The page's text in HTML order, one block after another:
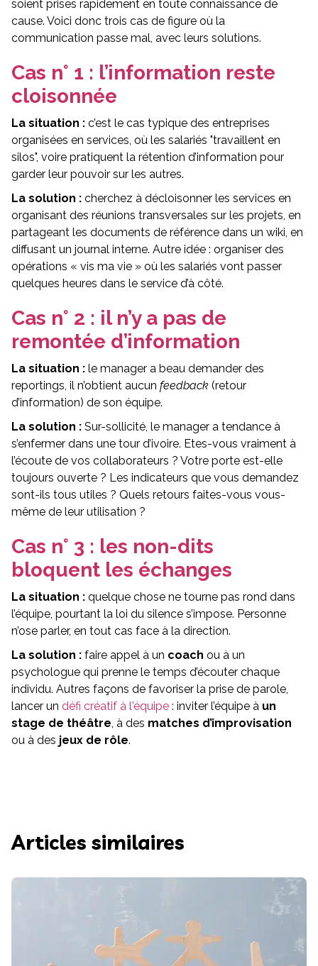
soient prises rapidement en toute connaissance de
cause. Voici donc trois cas de figure où la
communication passe mal, avec leurs solutions.
Cas n° 1 : l’information reste
cloisonnée
La situation : c’est le cas typique des entreprises
organisées en services, où les salariés "travaillent en
silos", voire pratiquent la rétention d’information pour
garder leur pouvoir sur les autres.
La solution : cherchez à décloisonner les services en
organisant des réunions transversales sur les projets, en
partageant les documents de référence dans un wiki, en
diffusant un journal interne. Autre idée : organiser des
opérations « vis ma vie » où les salariés vont passer
quelques heures dans le service d’à côté.
Cas n° 2 : il n’y a pas de
remontée d’information
La situation : le manager a beau demander des
reportings, il n’obtient aucun feedback (retour
d’information) de son équipe.
La solution : Sur-sollicité, le manager a tendance à
s’enfermer dans une tour d’ivoire. Etes-vous vraiment à
l’écoute de vos collaborateurs ? Votre porte est-elle
toujours ouverte ? Les indicateurs que vous demandez
sont-ils tous utiles ? Quels retours faites-vous vous-
même de leur utilisation ?
Cas n° 3 : les non-dits
bloquent les échanges
La situation : quelque chose ne tourne pas rond dans
l’équipe, pourtant la loi du silence s’impose. Personne
n’ose parler, en tout cas face à la direction.
La solution : faire appel à un coach ou à un
psychologue qui prenne le temps d’écouter chaque
individu. Autres façons de favoriser la prise de parole,
lancer un défi créatif à l'équipe : inviter l’équipe à un
stage de théâtre, à des matches d’improvisation
ou à des jeux de rôle.
Articles similaires